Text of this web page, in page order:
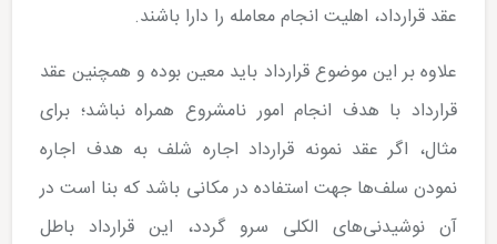
عقد قرارداد، اهلیت انجام معامله را دارا باشند.
علاوه بر این موضوع قرارداد باید معین بوده و همچنین عقد
قرارداد با هدف انجام امور نامشروع همراه نباشد؛ برای
مثال، اگر عقد نمونه قرارداد اجاره شلف به هدف اجاره
نمودن سلف‌ها جهت استفاده در مکانی باشد که بنا است در
آن نوشیدنی‌های الکلی سرو گردد، این قرارداد باطل